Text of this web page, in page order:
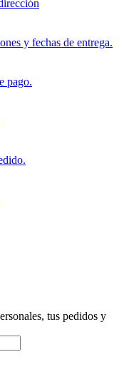
y fechas de entrega.
pago.
tus pedidos y